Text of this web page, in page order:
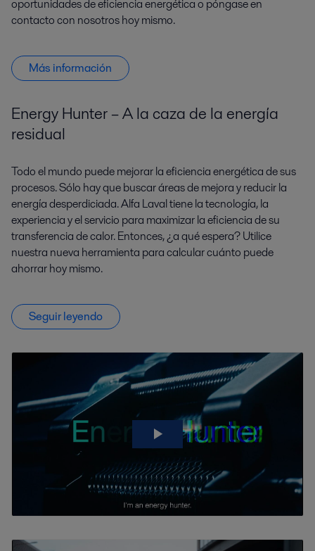
oportunidades de eficiencia energética o póngase en
contacto con nosotros hoy mismo.
Más información
Energy Hunter – A la caza de la energía
residual
Todo el mundo puede mejorar la eficiencia energética de sus
procesos. Sólo hay que buscar áreas de mejora y reducir la
energía desperdiciada. Alfa Laval tiene la tecnología, la
experiencia y el servicio para maximizar la eficiencia de su
transferencia de calor. Entonces, ¿a qué espera? Utilice
nuestra nueva herramienta para calcular cuánto puede
ahorrar hoy mismo.
Seguir leyendo